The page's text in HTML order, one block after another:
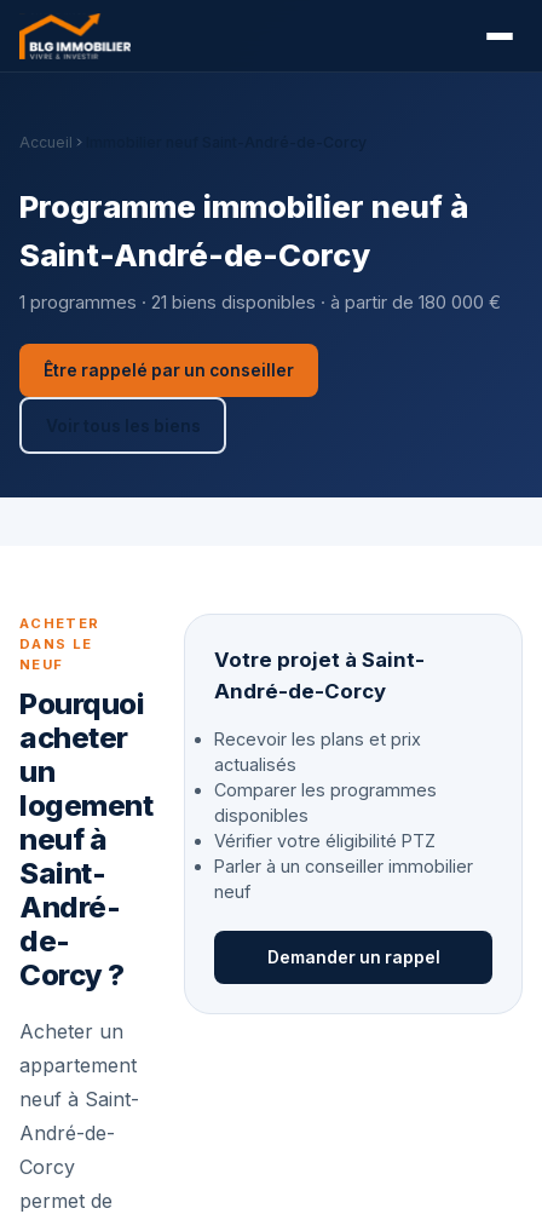
Accueil
Programme immobilier neuf à
Saint-André-de-Corcy
1 programmes · 21 biens disponibles · à partir de 180 000 €
Être rappelé par un conseiller
Voir tous les biens
ACHETER
DANS LE
NEUF
Pourquoi
acheter
un
logement
neuf à
Saint-
André-
de-
Corcy ?
Acheter un
appartement
neuf à Saint-
André-de-
Corcy
permet de
Votre projet à Saint-
André-de-Corcy
Recevoir les plans et prix
actualisés
Comparer les programmes
disponibles
Vérifier votre éligibilité PTZ
Parler à un conseiller immobilier
neuf
Demander un rappel